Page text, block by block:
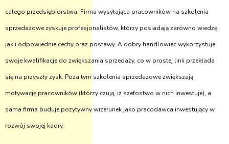
całego przedsiębiorstwa. Firma wysyłająca pracowników na szkolenia
sprzedażowe zyskuje profesjonalistów, którzy posiadają zarówno wiedzę,
jak i odpowiednie cechy oraz postawy. A dobry handlowiec wykorzystuje
swoje kwalifikacje do zwiększania sprzedaży, co w prostej linii przekłada
się na przyszły zysk. Poza tym szkolenia sprzedażowe zwiększają
motywację pracowników (którzy czują, iż szefostwo w nich inwestuje), a
sama firma buduje pozytywny wizerunek jako pracodawca inwestujący w
rozwój swojej kadry.